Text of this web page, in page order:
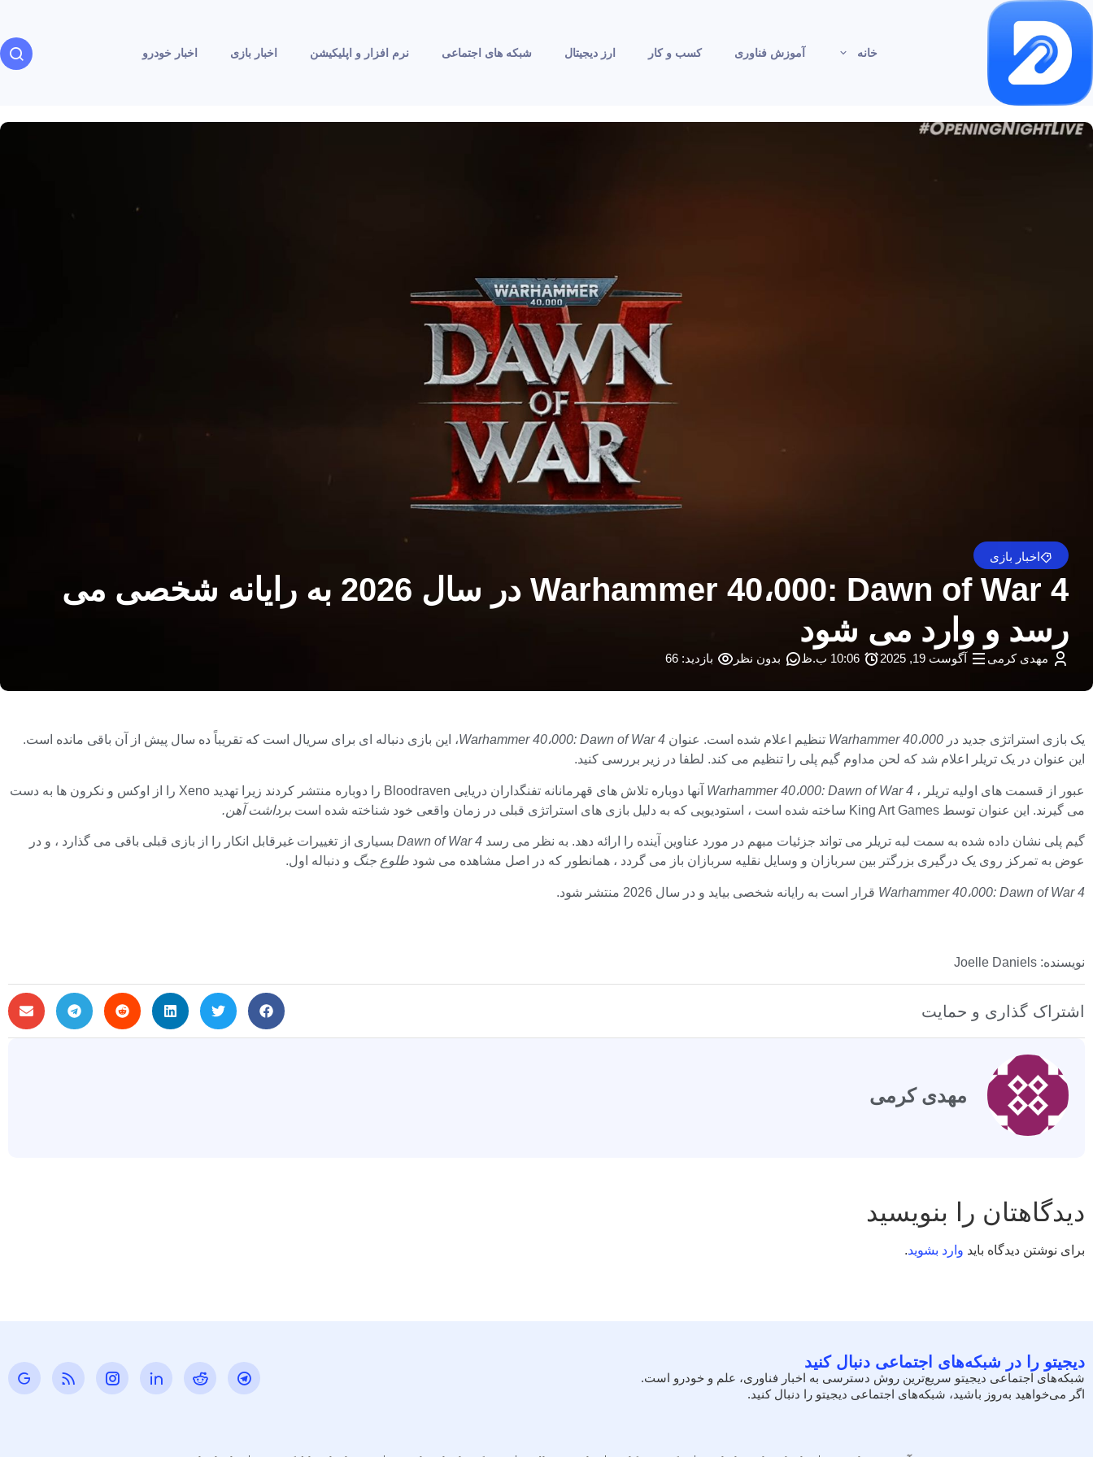
خانه آموزش فناوری کسب و کار ارز دیجیتال شبکه های اجتماعی نرم افزار و اپلیکیشن اخبار بازی اخبار خودرو
اخبار بازی
Warhammer 40،000: Dawn of War 4 در سال 2026 به رایانه شخصی می
رسد و وارد می شود
مهدی کرمی آگوست 19, 2025 10:06 ب.ظ بدون نظر بازدید: 66
یک بازی استراتژی جدید در Warhammer 40،000 تنظیم اعلام شده است. عنوان Warhammer 40،000: Dawn of War 4، این بازی دنباله ای برای سریال است که تقریباً ده سال پیش از آن باقی مانده است.
این عنوان در یک تریلر اعلام شد که لحن مداوم گیم پلی را تنظیم می کند. لطفا در زیر بررسی کنید.
عبور از قسمت های اولیه تریلر ، Warhammer 40،000: Dawn of War 4
آنها دوباره تلاش های قهرمانانه تفنگداران دریایی Bloodraven را دوباره منتشر کردند زیرا تهدید Xeno را از اوکس و نکرون ها به دست
می گیرند. این عنوان توسط King Art Games ساخته شده است ، استودیویی که به دلیل بازی های استراتژی قبلی در زمان واقعی خود شناخته شده است
برداشت آهن.
گیم پلی نشان داده شده به سمت لبه تریلر می تواند جزئیات مبهم در مورد عناوین آینده را ارائه دهد. به نظر می رسد Dawn of War 4 بسیاری از تغییرات غیرقابل انکار را از بازی قبلی باقی می گذارد ، و در
عوض به تمرکز روی یک درگیری بزرگتر بین سربازان و وسایل نقلیه سربازان باز می گردد ، همانطور که در اصل مشاهده می شود طلوع جنگ و دنباله اول.
Warhammer 40،000: Dawn of War 4 قرار است به رایانه شخصی بیاید و در سال 2026 منتشر شود.
نویسنده: Joelle Daniels
اشتراک گذاری و حمایت
مهدی کرمی
دیدگاهتان را بنویسید
برای نوشتن دیدگاه باید وارد بشوید.
دیجیتو را در شبکه‌های اجتماعی دنبال کنید
شبکه‌های اجتماعی دیجیتو سریع‌ترین روش دسترسی به اخبار فناوری، علم و خودرو است.
اگر می‌خواهید به‌روز باشید، شبکه‌های اجتماعی دیجیتو را دنبال کنید.